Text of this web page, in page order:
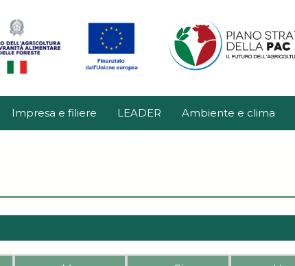
Impresa e filiere LEADER Ambiente e clima